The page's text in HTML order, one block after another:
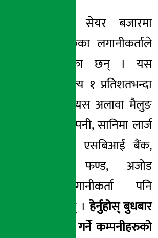
यसैगरी बुधबारको सेयर बजारमा
स्टाण्र्डड चाटर्ड बैंकका लगानीकर्ताले
मनग्य पैसा छापेका छन् । यस
कम्पनीको सेयर मूल्य १ प्रतिशतभन्दा
बढीले बढेको हो । यस अलावा मैलुङ
खोला जलविद्युत कम्पनी, सानिमा लार्ज
क्याप फण्ड, नेपाल एसबिआई बैंक,
कुमारी इक्वीटी फण्ड, अजोड
इन्स्योरेन्सका लगानीकर्ता पनि
मालामाल भएका छन् ।हेर्नुहोस् बुधबार
सबैभन्दा बढी नाफा गर्ने कम्पनीहरुको